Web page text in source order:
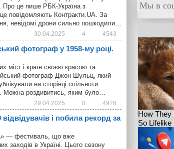
Про це пише РБК-Україна з
повідомляють Контракти.UA. За
невідомі дрони сильно пошкодили…
30.04.2025 4 4543
фотограф у 1958-му році.
міст і країн своєю красою та
фотограф Джон Шульц, який
на сторінці спільноти
Можна роздивитись, яким було…
29.04.2025 8 4976
і побила рекорд за
— фестиваль, що вже
заходів в Україні. Цього сезону
Мы в
How They
So Lifelike